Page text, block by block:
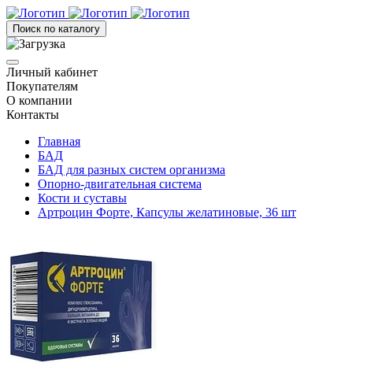
Поиск по каталогу
Личный кабинет
Покупателям
О компании
Контакты
Главная
БАД
БАД для разных систем организма
Опорно-двигательная система
Кости и суставы
Артроцин Форте, Капсулы желатиновые, 36 шт